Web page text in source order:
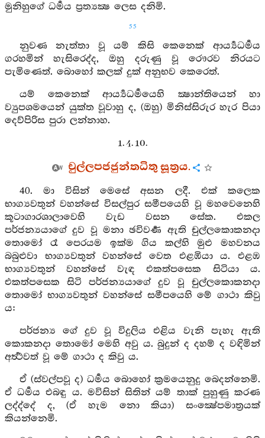
මුනිහුගේ ධර්‍මය ප්‍රත්‍යක්‍ෂ ලෙස දනිමි.
55
නුවණ නැත්තා වූ යම් කිසි කෙනෙක් ආර්‍ය්‍යධර්‍මය
ගරහමින් හැසිරෙද්ද, ඔහු දරුණු වූ රෞරව නිරයට
පැමිණෙත්. බොහෝ කලක් දුක් අනුභව කෙරෙත්.
යම් කෙනෙක් ආර්‍ය්‍යධර්‍මයෙහි ක්‍ෂාන්තියෙන් හා
ව්‍යුපශමයෙන් යුක්ත වූවාහු ද, (ඔහු) මිනිස්සිරුර හැර පියා
දෙව්පිරිස පුරා ලන්නාහ.
1. 4. 10.
චුල්ලපජජුන්තධිතු සූත්‍රය.
40. මා විසින් මෙසේ අසන ලදී. එක් කලෙක
භාග්‍යවතුන් වහන්සේ විසල්පුර සමීපයෙහි වූ මහවෙනෙහි
කූටාගාරශාලාවෙහි වැඩ වසන සේක. එකල
පර්ජන්‍යයාගේ දුව වූ මනා ඡවිවර්‍ණ ඇති චුල්ලකොකනදා
තොමෝ රෑ පෙරයම ඉක්ම ගිය කල්හි මුළු මහවනය
බබුළුවා භාග්‍යවතුන් වහන්සේ වෙත එළඹියා ය. එළඹ
භාග්‍යවතුන් වහන්සේ වැඳ එකත්පසෙක සිටියා ය.
එකත්පසෙක සිටි පර්ජන්‍යයාගේ දුව වූ චුල්ලකොකනදා
තොමෝ භාග්‍යවතුන් වහන්සේ සමීපයෙහි මේ ගාථා කිවු
ය:
පර්ජන්‍ය ගේ දුව වූ විදුලිය එළිය වැනි පැහැ ඇති
කොකනදා තොමෝ මෙහි අවු ය. බුදුන් ද දහම් ද වඳිමින්
අර්‍ත්‍ථවත් වූ මේ ගාථා ද කිවු ය.
ඒ (ස්වල්පවූ ද) ධර්‍මය බොහෝ ක්‍රමයෙනුදු බෙදන්නෙමි.
ඒ ධර්‍මය එබඳු ය. මවිසින් සිතින් යම් තාක් පුහුණු කරණ
ලද්ද්දේ ද, (ඒ හැම නො කියා) සංක්‍ෂේපමාත්‍රයක්
කියන්නෙමි.